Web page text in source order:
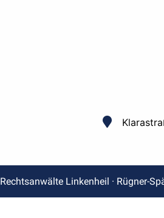
Rechtsanwälte Linkenheil · Rügner-